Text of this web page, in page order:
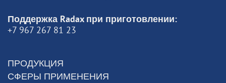
Поддержка Radax при приготовлении:
+7 967 267 81 23
ПРОДУКЦИЯ
СФЕРЫ ПРИМЕНЕНИЯ